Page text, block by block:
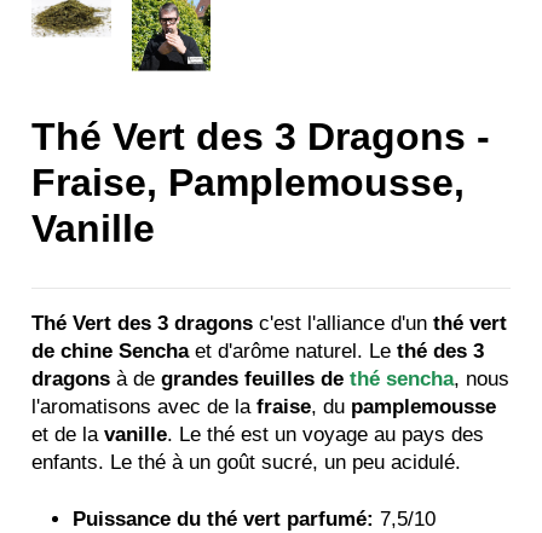
Thé Vert des 3 Dragons -
Fraise, Pamplemousse,
Vanille
Thé Vert des 3 dragons c'est l'alliance d'unthé vert
de chine Senchaet d'arôme naturel. Lethé des 3
dragons à degrandes feuilles dethé sencha, nous
l'aromatisons avec de lafraise, du pamplemousse
et de lavanille. Le thé est un voyage au pays des
enfants. Le thé à un goût sucré, un peu acidulé.
Puissance du thé vert parfumé:7,5/10